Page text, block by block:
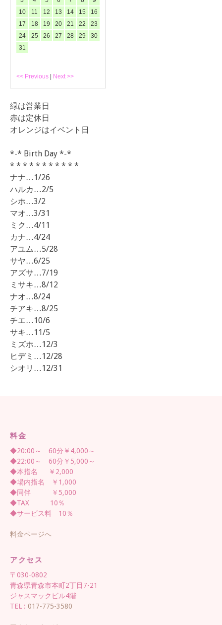
<< Previous Next >>
10
11 12 13 14 15
16
17
18 19 20 21 22
23
24
25 26 27 28 29
30
31
緑は営業日
赤は定休日
オレンジはイベント日
*-* Birth Day *-*
* * * * * * * * * * *
ナナ…1/26
ハルカ…2/5
シホ…3/2
マオ…3/31
ミク…4/11
カナ…4/24
アユム…5/28
サヤ…6/25
アズサ…7/19
ミサキ…8/12
ナオ…8/24
チアキ…8/25
チエ…10/6
サキ…11/5
ミズホ…12/3
ヒデミ…12/28
シオリ…12/31
料金
◆20:00～ 60分￥4,000～
◆22:00～ 60分￥5,000～
◆本指名 ￥2,000
◆場内指名 ￥1,000
◆同伴 ￥5,000
◆TAX 10％
◆サービス料 10％
料金ページへ
アクセス
〒030-0802
青森県青森市本町2丁目7-21
ジャスマックビル4階
TEL : 017-775-3580